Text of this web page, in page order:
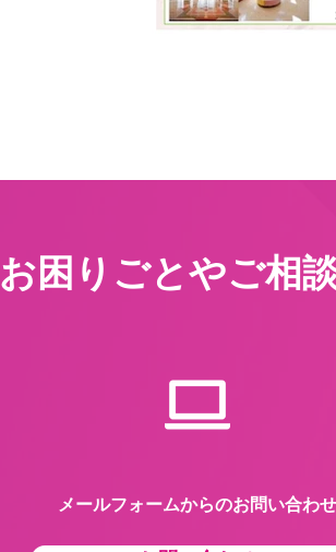
お困りごとやご相
メールフォームからのお問い合わせ